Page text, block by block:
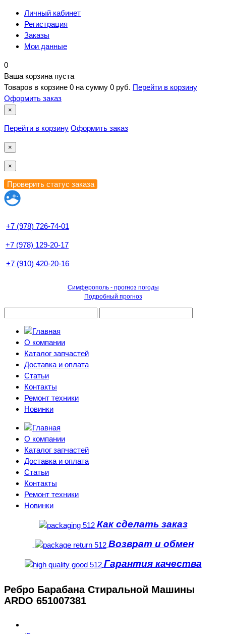
Личный кабинет
Регистрация
Заказы
Мои данные
0
Ваша корзина пуста
Товаров в корзине 0 на сумму 0 руб. Перейти в корзину
Оформить заказ
×
Перейти в корзину Оформить заказ
×
×
+7 (978) 726-74-01
+7 (978) 129-20-17
+7 (910) 420-20-16
Симферополь - прогноз погоды
Подробный прогноз
О компании
Каталог запчастей
Доставка и оплата
Статьи
Контакты
Ремонт техники
Новинки
О компании
Каталог запчастей
Доставка и оплата
Статьи
Контакты
Ремонт техники
Новинки
Как сделать заказ
Возврат и обмен
Гарантия качества
Ребро Барабана Стиральной Машины
ARDO 651007381